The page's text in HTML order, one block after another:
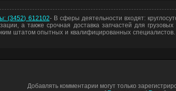
(3452) 612102- В сферы деятельности входят:
а также срочная доставка запчастей для
штатом опытных и квалифицированных
Добавлять комментарии могут только